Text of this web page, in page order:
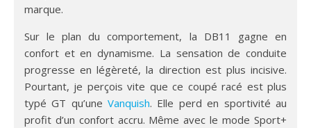
marque.
Sur le plan du comportement, la DB11 gagne en
confort et en dynamisme. La sensation de conduite
progresse en légèreté, la direction est plus incisive.
Pourtant, je perçois vite que ce coupé racé est plus
typé GT qu’uneVanquish. Elle perd en sportivité au
profit d’un confort accru. Même avec le mode Sport+